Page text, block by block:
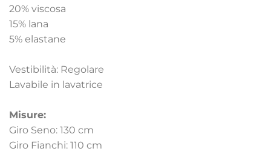
20% viscosa
15% lana
5% elastane
Vestibilità: Regolare
Lavabile in lavatrice
Misure:
Giro Seno: 130 cm
Giro Fianchi: 110 cm